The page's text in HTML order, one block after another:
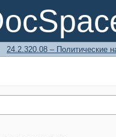
24.2.320.08 – Политические